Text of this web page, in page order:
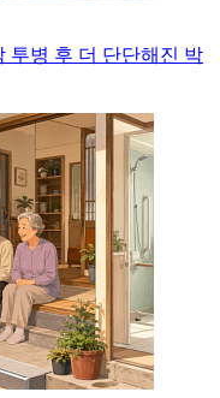
투병 후 더 단단해진 박